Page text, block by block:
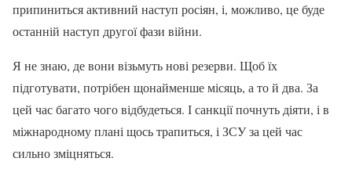
припиниться активний наступ росіян, і, можливо, це буде
останній наступ другої фази війни.
Я не знаю, де вони візьмуть нові резерви. Щоб їх
підготувати, потрібен щонайменше місяць, а то й два. За
цей час багато чого відбудеться. І санкції почнуть діяти, і в
міжнародному плані щось трапиться, і ЗСУ за цей час
сильно зміцняться.